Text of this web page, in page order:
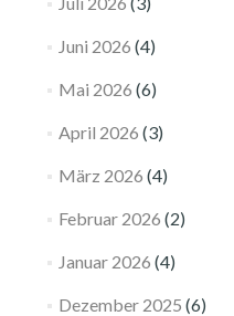
Juni 2026 (4)
Mai 2026 (6)
April 2026 (3)
März 2026 (4)
Februar 2026 (2)
Januar 2026 (4)
Dezember 2025 (6)